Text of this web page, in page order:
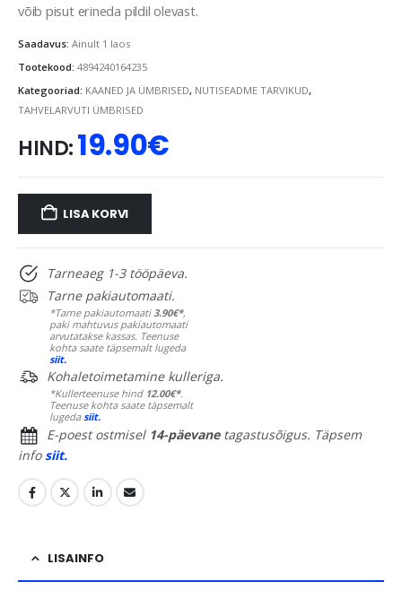
võib pisut erineda pildil olevast.
Saadavus: Ainult 1 laos
Tootekood: 4894240164235
Kategooriad: KAANED JA ÜMBRISED, NUTISEADME TARVIKUD,
TAHVELARVUTI ÜMBRISED
HIND:19.90€
LISA KORVI
Tarneaeg 1-3 tööpäeva.
Tarne pakiautomaati.
*Tarne pakiautomaati 3.90€*,
paki mahtuvus pakiautomaati
arvutatakse kassas. Teenuse
kohta saate täpsemalt lugeda
siit.
Kohaletoimetamine kulleriga.
*Kullerteenuse hind 12.00€*.
Teenuse kohta saate täpsemalt
lugedasiit.
E-poest ostmisel 14-päevanetagastusõigus. Täpsem
infosiit.
LISAINFO